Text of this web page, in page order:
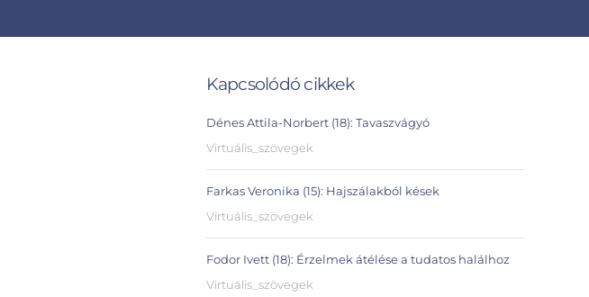
Kapcsolódó cikkek
Dénes Attila-Norbert (18): Tavaszvágyó
Virtuális_szövegek
Farkas Veronika (15): Hajszálakból kések
Virtuális_szövegek
Fodor Ivett (18): Érzelmek átélése a tudatos halálhoz
Virtuális_szövegek